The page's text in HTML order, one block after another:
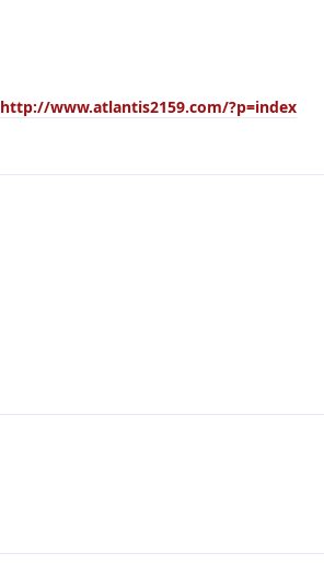
http://www.atlantis2159.com/?p=index